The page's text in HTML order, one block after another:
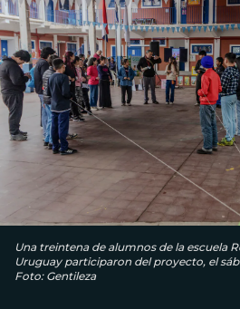
Una treintena de alumnos de la escuela
Uruguay participaron del proyecto, el
Foto: Gentileza